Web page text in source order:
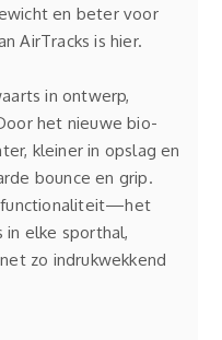
en beter voor
AirTracks is hier.
in ontwerp,
het nieuwe bio-
kleiner in opslag en
bounce en grip.
functionaliteit—het
elke sporthal,
zo indrukwekkend